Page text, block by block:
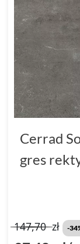
Cerrad
gres
147,70zł -